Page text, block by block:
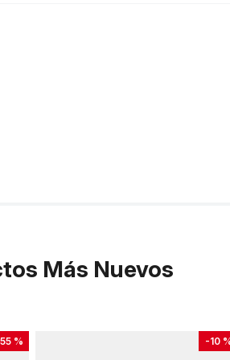
Más Nuevos
55 % -10